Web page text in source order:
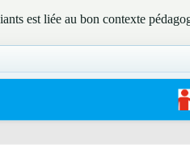
est liée au bon contexte